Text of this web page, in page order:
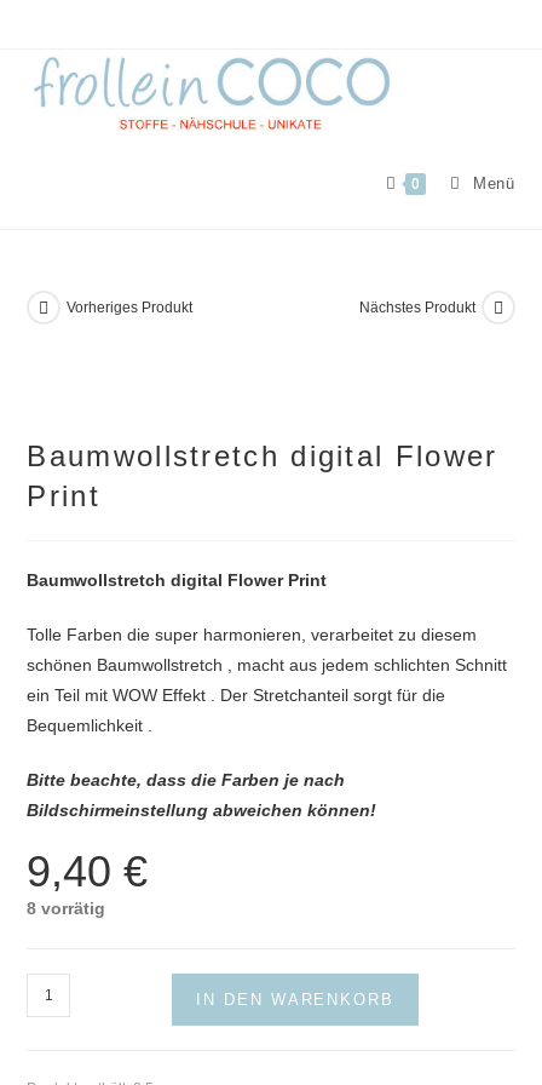
springen
0 Menü
Vorheriges Produkt Nächstes Produkt
Baumwollstretch digital Flower
Print
Baumwollstretch digital Flower Print
Tolle Farben die super harmonieren, verarbeitet zu diesem
schönen Baumwollstretch , macht aus jedem schlichten Schnitt
ein Teil mit WOW Effekt . Der Stretchanteil sorgt für die
Bequemlichkeit .
Bitte beachte, dass die Farben je nach
Bildschirmeinstellung abweichen können!
9,40€
8 vorrätig
Baumwollstretch
digital
Print
IN DEN WARENKORB